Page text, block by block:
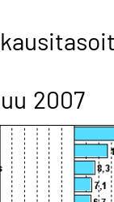
2007